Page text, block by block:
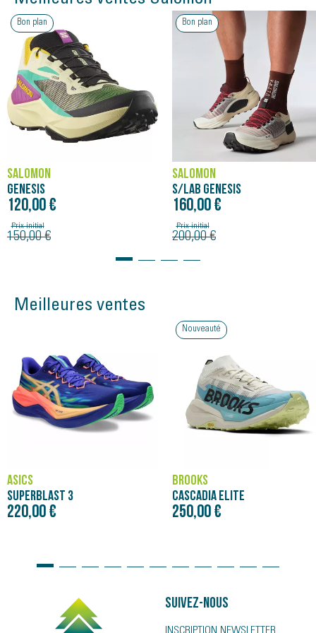
Bon plan
SALOMON
GENESIS
120,00 €
Prix initial
150,00 €
Bon plan
SALOMON
S/LAB GENESIS
160,00 €
Prix initial
200,00 €
Meilleures ventes
ASICS
SUPERBLAST 3
220,00 €
Nouveauté
BROOKS
CASCADIA ELITE
250,00 €
Suivez-nous